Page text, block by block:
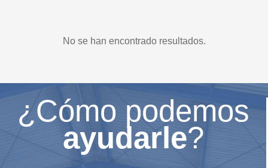
No se han encontrado resultados.
¿Cómo podemos
ayudarle?